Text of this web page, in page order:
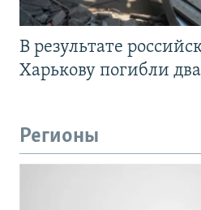
В результате
Харькову погибли
Регионы